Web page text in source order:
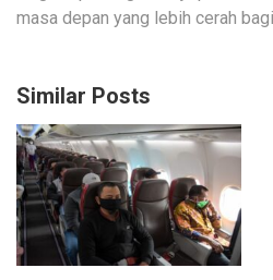
masa depan yang lebih cerah
Similar Posts